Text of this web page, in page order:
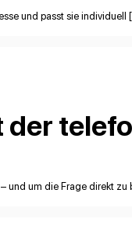
und passt sie individuell
der
und um die Frage direkt zu